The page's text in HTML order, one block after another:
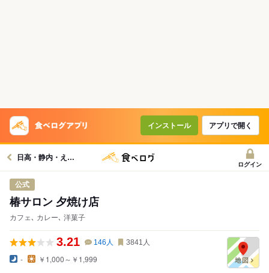
インストール アプリで開く
日高・静内・えりも周辺グルメへ
ログイン
公式
椿サロン 夕焼け店
カフェ､ カレー､ 洋菓子
3.21 146 人 3841 人
- ￥1,000～￥1,999